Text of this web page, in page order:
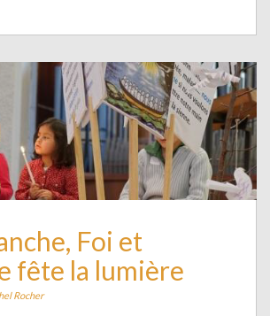
Foi et
fête la lumière
Rocher